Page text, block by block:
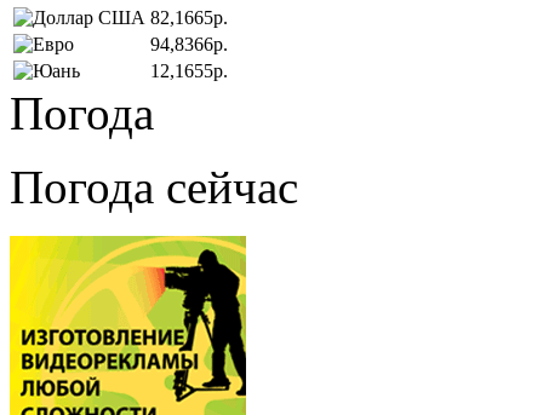
82,1665р.
94,8366р.
12,1655р.
Погода
Погода сейчас